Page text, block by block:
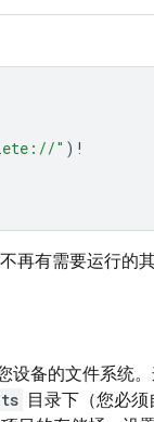
" ) !
有需要运行的
备的文件系统
目录下（您必